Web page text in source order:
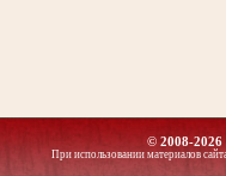
© 2008-2026
При использовании материалов